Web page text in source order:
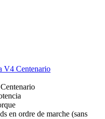
V4 Centenario
en ordre de marche (sans